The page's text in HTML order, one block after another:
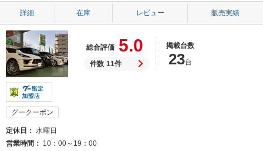
詳細 在庫 レビュー 販売実績
総合評価 5.0
件数 11件
掲載台数
23台
グークーポン
定休日
水曜日
営業時間
10：00～19：00